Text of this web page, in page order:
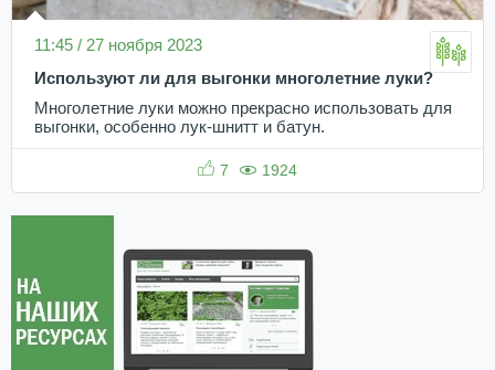
11:45 / 27 ноября 2023
Используют ли для выгонки многолетние луки?
Многолетние луки можно прекрасно использовать для
выгонки, особенно лук-шнитт и батун.
7 1924